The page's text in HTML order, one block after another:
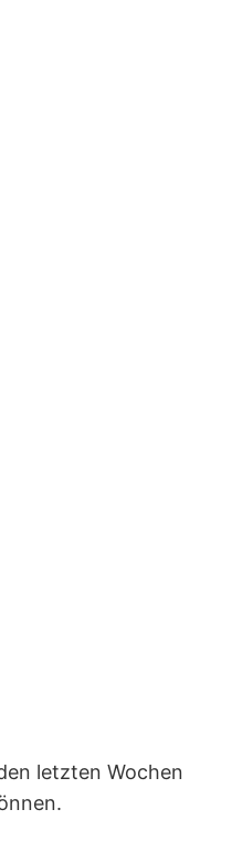
letzten Wochen